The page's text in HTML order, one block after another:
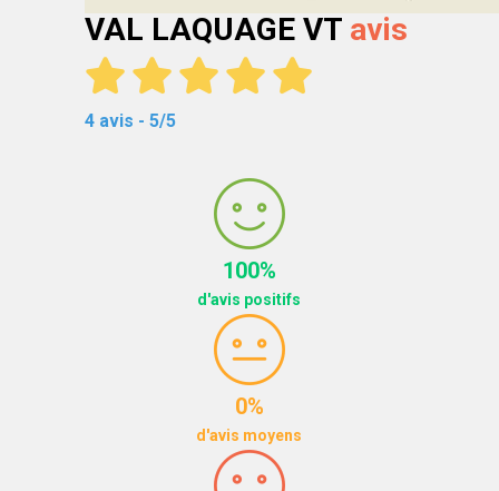
VAL LAQUAGE VT avis
4 avis - 5/5
100%
d'avis positifs
0%
d'avis moyens